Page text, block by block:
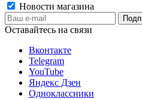
Новости магазина
Оставайтесь на связи
Вконтакте
Telegram
YouTube
Яндекс Дзен
Одноклассники